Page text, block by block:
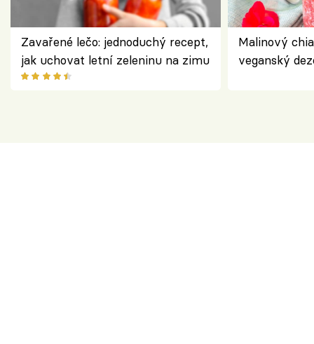
Zavařené lečo: jednoduchý recept,
jak uchovat letní zeleninu na zimu
Malinový
veganský